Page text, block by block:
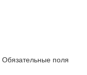
Обязательные поля